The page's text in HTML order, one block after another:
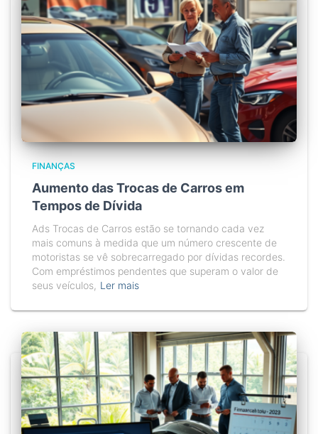
FINANÇAS
Aumento das Trocas de Carros em
Tempos de Dívida
Ads Trocas de Carros estão se tornando cada vez
mais comuns à medida que um número crescente de
motoristas se vê sobrecarregado por dívidas recordes.
Com empréstimos pendentes que superam o valor de
seus veículos, Ler mais